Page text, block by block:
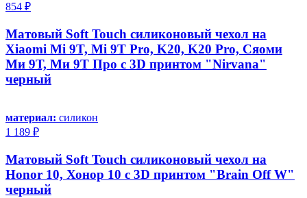
854 ₽
Матовый Soft Touch силиконовый чехол на
Xiaomi Mi 9T, Mi 9T Pro, K20, K20 Pro, Сяоми
Ми 9Т, Ми 9Т Про с 3D принтом "Nirvana"
черный
материал: силикон
1 189 ₽
Матовый Soft Touch силиконовый чехол на
Honor 10, Хонор 10 с 3D принтом "Brain Off W"
черный